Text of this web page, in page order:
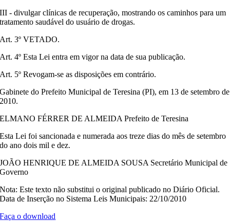
III - divulgar clínicas de recuperação, mostrando os caminhos para um
tratamento saudável do usuário de drogas.
Art. 3º VETADO.
Art. 4º Esta Lei entra em vigor na data de sua publicação.
Art. 5º Revogam-se as disposições em contrário.
Gabinete do Prefeito Municipal de Teresina (PI), em 13 de setembro de
2010.
ELMANO FÉRRER DE ALMEIDA Prefeito de Teresina
Esta Lei foi sancionada e numerada aos treze dias do mês de setembro
do ano dois mil e dez.
JOÃO HENRIQUE DE ALMEIDA SOUSA Secretário Municipal de
Governo
Nota: Este texto não substitui o original publicado no Diário Oficial.
Data de Inserção no Sistema Leis Municipais: 22/10/2010
Faça o download